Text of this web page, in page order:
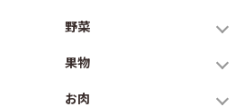
野菜
果物
お肉